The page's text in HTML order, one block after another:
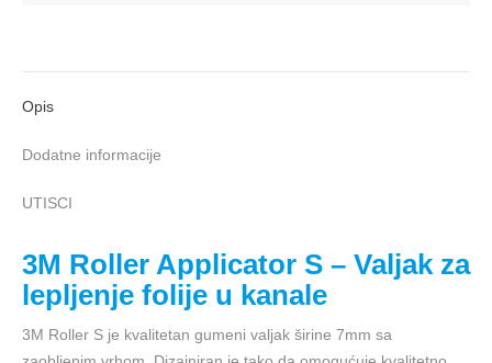
Opis
Dodatne informacije
UTISCI
3M Roller Applicator S – Valjak za
lepljenje folije u kanale
3M Roller S je kvalitetan gumeni valjak širine 7mm sa